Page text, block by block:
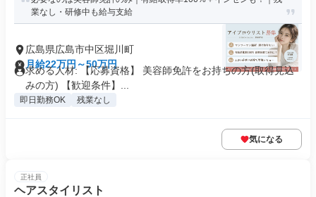
業なし・研修中も給与支給
広島県広島市中区堀川町
月給22万円～50万円
求める人材: 【応募資格】 美容師免許をお持ちの方(取得見込
みの方) 【歓迎条件】...
即日勤務OK 残業なし
気になる
正社員
ヘアスタイリスト